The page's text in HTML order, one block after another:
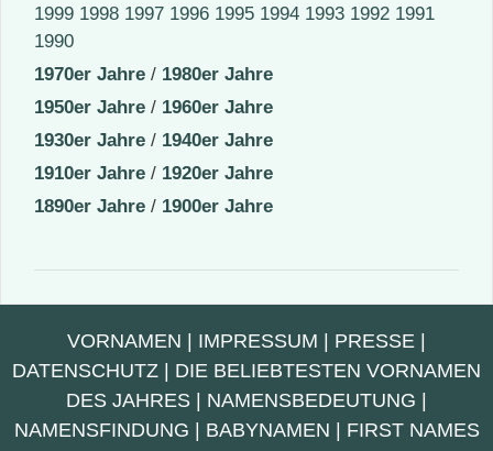
1999 1998 1997 1996 1995 1994 1993 1992 1991
1990
1970er Jahre / 1980er Jahre
1950er Jahre / 1960er Jahre
1930er Jahre / 1940er Jahre
1910er Jahre / 1920er Jahre
1890er Jahre / 1900er Jahre
VORNAMEN IMPRESSUM PRESSE
DATENSCHUTZ
DIE BELIEBTESTEN VORNAMEN
DES JAHRES
NAMENSBEDEUTUNG
NAMENSFINDUNG
BABYNAMEN
FIRST NAMES